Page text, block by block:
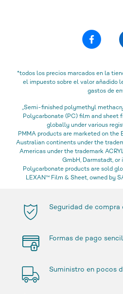
*todos los precios marcados en la
el impuesto sobre el valor añadido
gastos de
„Semi-finished polymethyl
Polycarbonate (PC) film and sheet
globally under various
PMMA products are marketed on the
Australian continents under the
Americas under the trademark
GmbH, Darmstadt, or
Polycarbonate products are sold
LEXAN™ Film & Sheet, owned by
Seguridad de compra
Formas de pago
Suministro en pocos